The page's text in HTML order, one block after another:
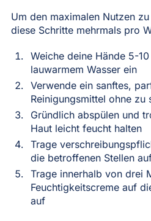
Um den maximalen Nutzen
diese Schritte mehrmals pro
Weiche deine Hände 5-
lauwarmem Wasser ein
Verwende ein sanftes,
Reinigungsmittel ohne zu
Gründlich abspülen und
Haut leicht feucht halten
Trage
die betroffenen Stellen
Trage innerhalb von drei
Feuchtigkeitscreme auf
auf